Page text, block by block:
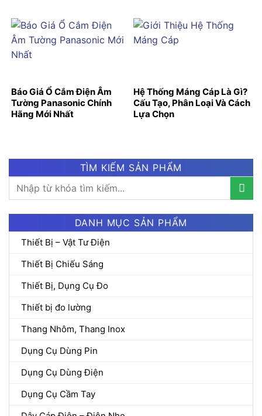
Báo Giá Ổ Cắm Điện Âm
Tường Panasonic Chính
Hãng Mới Nhất
Hệ Thống Máng Cáp Là Gì?
Cấu Tạo, Phân Loại Và Cách
Lựa Chọn
TÌM KIẾM SẢN PHẨM
Tìm
DANH MỤC SẢN PHẨM
Thiết Bị – Vật Tư Điện
Thiết Bị Chiếu Sáng
Thiết Bị, Dụng Cụ Đo
Thiết bị đo lường
Thang Nhôm, Thang Inox
Dụng Cụ Dùng Pin
Dụng Cụ Dùng Điện
Dụng Cụ Cầm Tay